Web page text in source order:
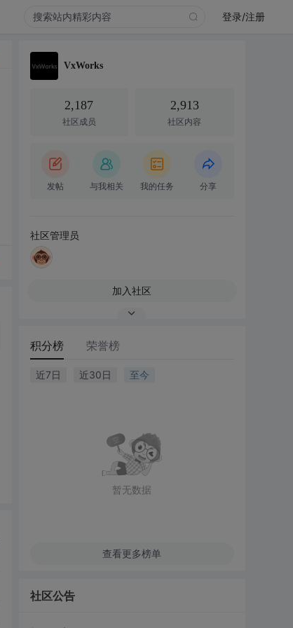
登录/注册
VxWorks
2,187
社区成员
2,913
社区内容
发帖 与我相关 我的任务 分享
社区管理员
加入社区
积分榜 荣誉榜
近7日 近30日 至今
暂无数据
查看更多榜单
社区公告